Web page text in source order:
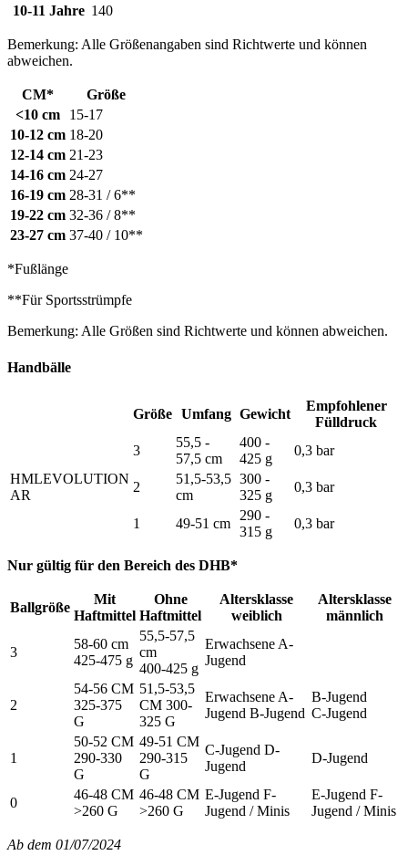
10-11 Jahre 140
Bemerkung: Alle Größenangaben sind Richtwerte und können
abweichen.
CM*
Größe
<10 cm
15-17
10-12 cm 18-20
12-14 cm 21-23
14-16 cm 24-27
16-19 cm 28-31 / 6**
19-22 cm 32-36 / 8**
23-27 cm 37-40 / 10**
*Fußlänge
**Für Sportsstrümpfe
Bemerkung: Alle Größen sind Richtwerte und können abweichen.
Handbälle
Größe Umfang Gewicht
Empfohlener
Fülldruck
HMLEVOLUTION
AR
3
55,5 -
57,5 cm
400 -
425 g
0,3 bar
2
51,5-53,5
cm
300 -
325 g
0,3 bar
1 49-51 cm
290 -
315 g
0,3 bar
Nur gültig für den Bereich des DHB*
Ballgröße
Mit
Haftmittel
Ohne
Haftmittel
Altersklasse
weiblich
Altersklasse
männlich
3
58-60 cm
425-475 g
55,5-57,5
cm
400-425 g
Erwachsene A-
Jugend
2
54-56 CM
325-375
G
51,5-53,5
CM 300-
325 G
Erwachsene A-
Jugend B-Jugend
B-Jugend
C-Jugend
1
50-52 CM
290-330
G
49-51 CM
290-315
G
C-Jugend D-
Jugend
D-Jugend
0
46-48 CM
>260 G
46-48 CM
>260 G
E-Jugend F-
Jugend / Minis
E-Jugend F-
Jugend / Minis
Ab dem 01/07/2024